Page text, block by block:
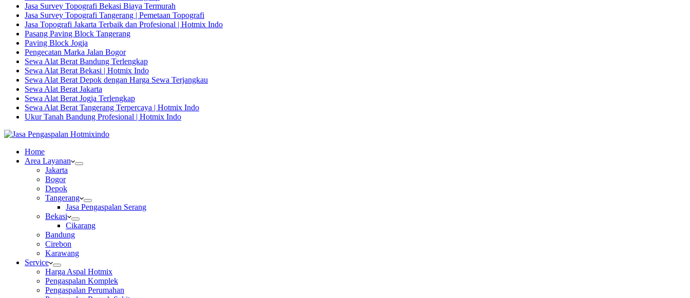
Jasa Survey Topografi Bekasi Biaya Termurah
Jasa Survey Topografi Tangerang | Pemetaan Topografi
Jasa Topografi Jakarta Terbaik dan Profesional | Hotmix Indo
Pasang Paving Block Tangerang
Paving Block Jogja
Pengecatan Marka Jalan Bogor
Sewa Alat Berat Bandung Terlengkap
Sewa Alat Berat Bekasi | Hotmix Indo
Sewa Alat Berat Depok dengan Harga Sewa Terjangkau
Sewa Alat Berat Jakarta
Sewa Alat Berat Jogja Terlengkap
Sewa Alat Berat Tangerang Terpercaya | Hotmix Indo
Ukur Tanah Bandung Profesional | Hotmix Indo
Home
Area Layanan
Jakarta
Bogor
Depok
Tangerang
Jasa Pengaspalan Serang
Bekasi
Cikarang
Bandung
Cirebon
Karawang
Service
Harga Aspal Hotmix
Pengaspalan Komplek
Pengaspalan Perumahan